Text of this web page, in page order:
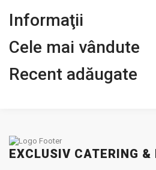
Informaţii
Cele mai vândute
Recent adăugate
EXCLUSIV CATERING &